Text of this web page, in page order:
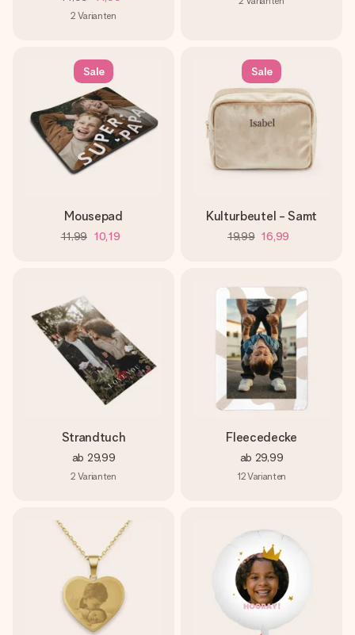
2 Varianten
Sale
Mousepad
11,99 10,19
Sale
Kulturbeutel - Samt
19,99 16,99
Strandtuch
ab 29,99
2 Varianten
Fleecedecke
ab 29,99
12Varianten